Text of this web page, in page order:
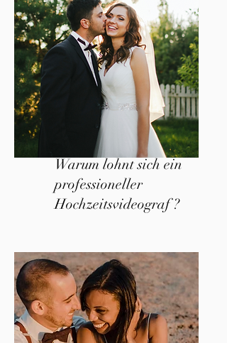
Warum lohnt sich ein
professioneller
Hochzeitsvideograf ?